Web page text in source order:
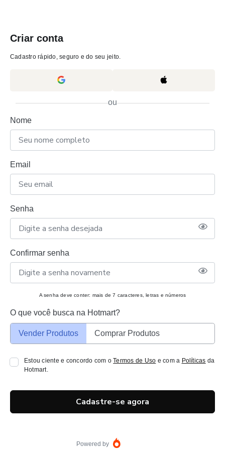
Criar conta
Cadastro rápido, seguro e do seu jeito.
ou
Nome
Email
Senha
Confirmar senha
A senha deve conter: mais de 7 caracteres, letras e números
O que você busca na Hotmart?
Vender Produtos Comprar Produtos
Estou ciente e concordo com oTermos de Uso e com a Políticas da
Hotmart.
Cadastre-se agora
Powered by